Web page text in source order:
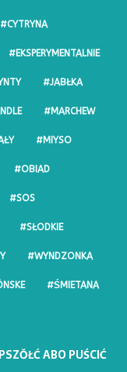
#CYTRYNA
#EKSPERYMENTALNIE
#JABŁKA
#MARCHEW
#MIYSO
#OBIAD
#SOS
#SŁODKIE
#WYNDZONKA
#ŚMIETANA
ABO PUŚCIĆ